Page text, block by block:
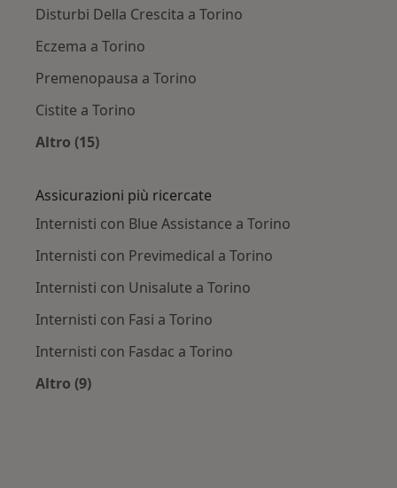
Disturbi Della Crescita a Torino
Eczema a Torino
Premenopausa a Torino
Cistite a Torino
Altro (15)
Assicurazioni più ricercate
Internisti con Blue Assistance a Torino
Internisti con Previmedical a Torino
Internisti con Unisalute a Torino
Internisti con Fasi a Torino
Internisti con Fasdac a Torino
Altro (9)